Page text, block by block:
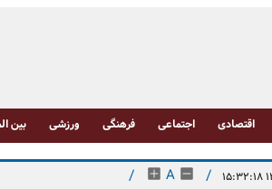
اقتصادی اجتماعی فرهنگی ورزشی بین
/
A
/